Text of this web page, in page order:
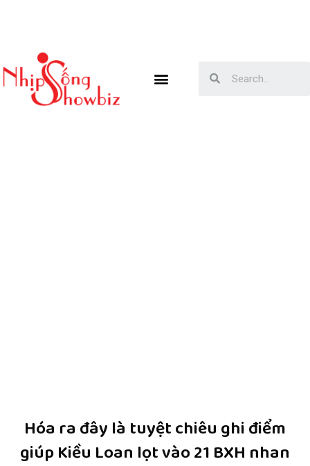
Hóa ra đây là tuyệt chiêu ghi điểm
giúp Kiều Loan lọt vào 21 BXH nhan